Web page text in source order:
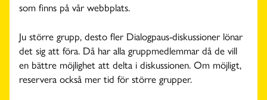
som finns på vår webbplats.
Ju större grupp, desto fler Dialogpaus-diskussioner lönar
det sig att föra. Då har alla gruppmedlemmar då de vill
en bättre möjlighet att delta i diskussionen. Om möjligt,
reservera också mer tid för större grupper.